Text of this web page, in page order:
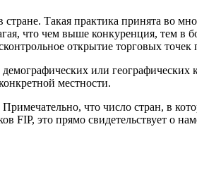
Такая практика принята во
что чем выше конкуренция, тем
открытие торговых
или географических
местности.
что число стран, в
FIP, это прямо свидетельствует о